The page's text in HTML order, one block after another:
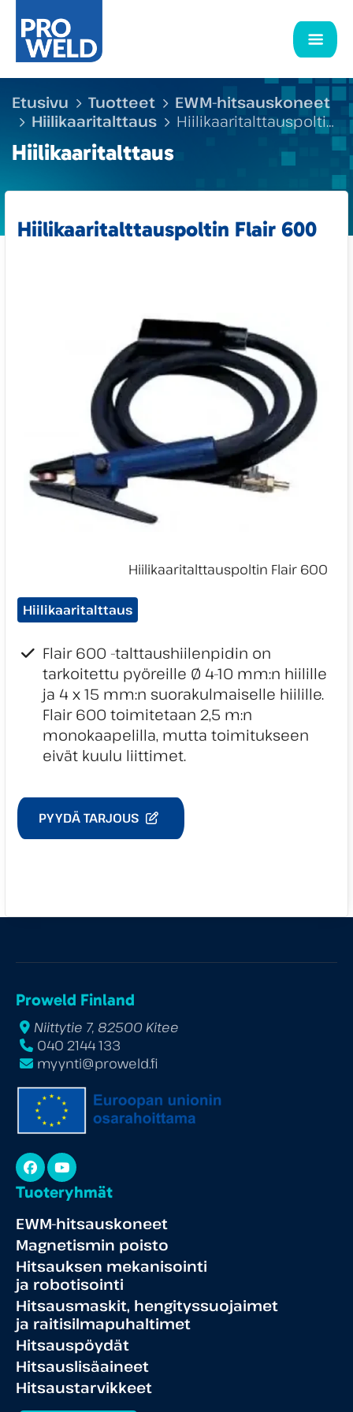
Etusivu Tuotteet
EWM-hitsauskoneet
Hiilikaaritalttaus
Hiilikaaritalttauspoltin
Flair 600
Hiilikaaritalttaus
Hiilikaaritalttauspoltin Flair 600
Tuotekategoriat:
Hiilikaaritalttaus
Flair 600 -talttaushiilenpidin on
tarkoitettu pyöreille Ø 4-10 mm:n hiilille
ja 4 x 15 mm:n suorakulmaiselle hiilille.
Flair 600 toimitetaan 2,5 m:n
monokaapelilla, mutta toimitukseen
eivät kuulu liittimet.
PYYDÄ TARJOUS
Proweld Finland
Niittytie 7, 82500 Kitee
040 2144 133
myynti@proweld.fi
Facebook
YouTube
Tuoteryhmät
EWM-hitsauskoneet
Magnetismin poisto
Hitsauksen mekanisointi
ja robotisointi
Hitsausmaskit, hengityssuojaimet
ja raitisilmapuhaltimet
Hitsauspöydät
Hitsauslisäaineet
Hitsaustarvikkeet